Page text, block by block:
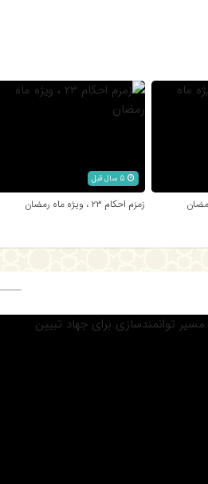
زمزم احکام ۲۳ ، ویژه ماه رمضان
توانمندسازی برای جهاد تبیین